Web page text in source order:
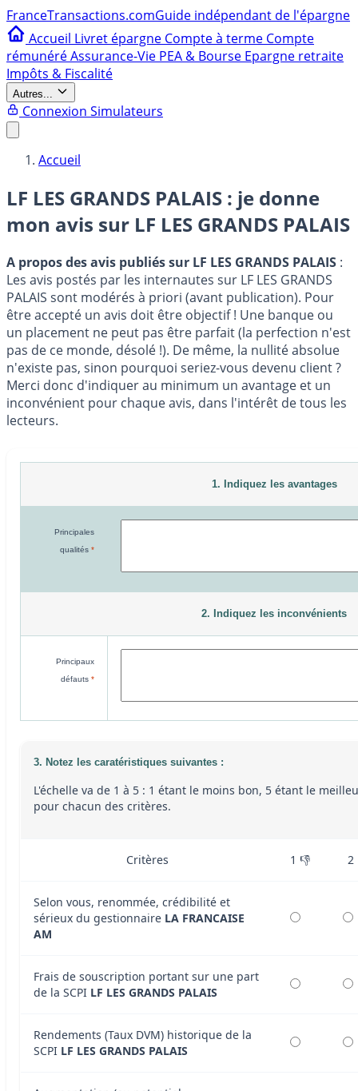
FranceTransactions.comGuide indépendant de l'épargne
Accueil Livret épargne Compte à terme Compte
rémunéréAssurance-Vie PEA & Bourse Epargne retraite
Impôts & Fiscalité
Autres...
Connexion Simulateurs
Accueil
LF LES GRANDS PALAIS : je donne
mon avis sur LF LES GRANDS PALAIS
A propos des avis publiés sur LF LES GRANDS PALAIS :
Les avis postés par les internautes sur LF LES GRANDS
PALAIS sont modérés à priori (avant publication). Pour
être accepté un avis doit être objectif ! Une banque ou
un placement ne peut pas être parfait (la perfection n'est
pas de ce monde, désolé !). De même, la nullité absolue
n'existe pas, sinon pourquoi seriez-vous devenu client ?
Merci donc d'indiquer au minimum un avantage et un
inconvénient pour chaque avis, dans l'intérêt de tous les
lecteurs.
1. Indiquez les avantages
Principales
qualités *
2. Indiquez les inconvénients
Principaux
défauts *
3. Notez les caratéristiques suivantes :
L'échelle va de 1 à 5 : 1 étant le moins bon, 5 étant le
pour chacun des critères.
Critères 1 👎 2
Selon vous, renommée, crédibilité et
sérieux du gestionnaire LA FRANCAISE
AM
Frais de souscription portant sur une part
de la SCPI LF LES GRANDS PALAIS
Rendements (Taux DVM) historique de la
SCPI LF LES GRANDS PALAIS